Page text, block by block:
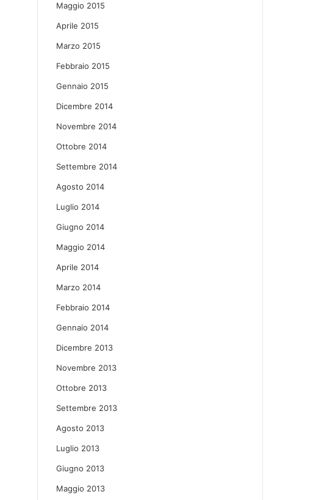
Maggio 2015
Aprile 2015
Marzo 2015
Febbraio 2015
Gennaio 2015
Dicembre 2014
Novembre 2014
Ottobre 2014
Settembre 2014
Agosto 2014
Luglio 2014
Giugno 2014
Maggio 2014
Aprile 2014
Marzo 2014
Febbraio 2014
Gennaio 2014
Dicembre 2013
Novembre 2013
Ottobre 2013
Settembre 2013
Agosto 2013
Luglio 2013
Giugno 2013
Maggio 2013